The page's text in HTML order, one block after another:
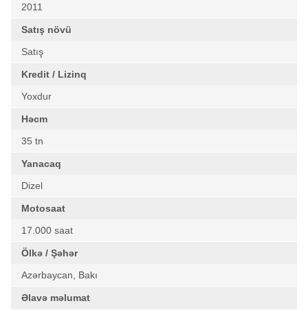
2011
Satış növü
Satış
Kredit / Lizinq
Yoxdur
Həcm
35 tn
Yanacaq
Dizel
Motosaat
17.000 saat
Ölkə / Şəhər
Azərbaycan, Bakı
Əlavə məlumat